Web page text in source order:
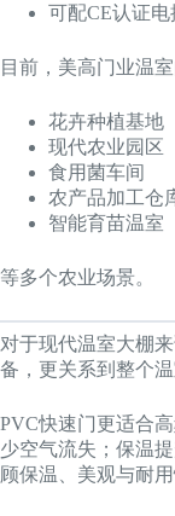
可配CE认证电
目前，美高门业温
花卉种植基地
现代农业园区
食用菌车间
农产品加工仓
智能育苗温室
等多个农业场景。
对于现代温室大棚
备，更关系到整个
PVC快速门更适合
少空气流失；保温
顾保温、美观与耐用